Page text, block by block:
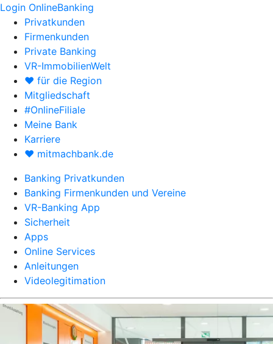
Login OnlineBanking
Privatkunden
Firmenkunden
Private Banking
VR-ImmobilienWelt
♥ für die Region
Mitgliedschaft
#OnlineFiliale
Meine Bank
Karriere
♥ mitmachbank.de
Banking Privatkunden
Banking Firmenkunden und Vereine
VR-Banking App
Sicherheit
Apps
Online Services
Anleitungen
Videolegitimation